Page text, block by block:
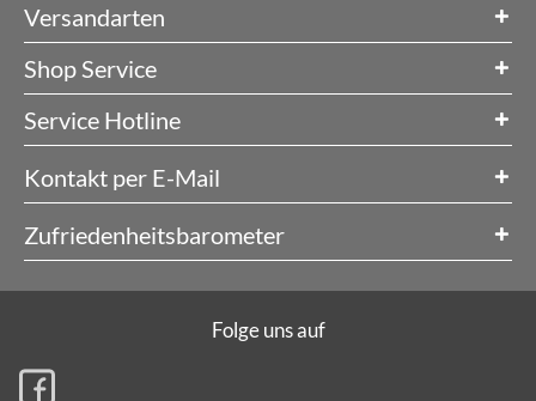
Versandarten
Shop Service
Service Hotline
Kontakt per E-Mail
Zufriedenheitsbarometer
Folge uns auf